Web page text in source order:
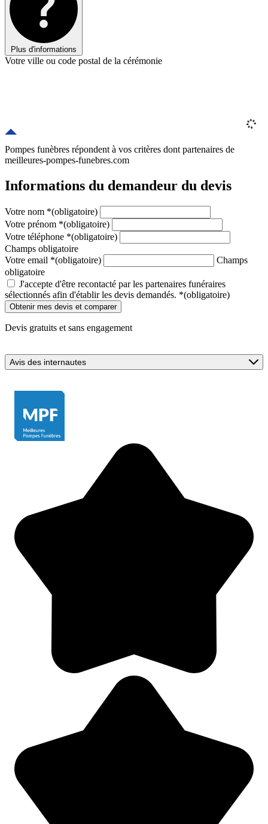
Plus d'informations
Votre ville ou code postal de la cérémonie
Pompes funèbres répondent à vos critères dont partenaires de
meilleures-pompes-funebres.com
Informations du demandeur du devis
Votre nom *(obligatoire)
Votre prénom *(obligatoire)
Votre téléphone *(obligatoire)
Champs obligatoire
Votre email *(obligatoire)
Champs
obligatoire
J'accepte d'être recontacté par les partenaires funéraires
sélectionnés afin d'établir les devis demandés. *(obligatoire)
Devis gratuits et sans engagement
Avis des internautes